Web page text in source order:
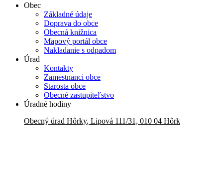
Obec
Základné údaje
Doprava do obce
Obecná knižnica
Mapový portál obce
Nakladanie s odpadom
Úrad
Kontakty
Zamestnanci obce
Starosta obce
Obecné zastupiteľstvo
Úradné hodiny
Obecný úrad Hôrky, Lipová 111/31, 010 04 Hôrk